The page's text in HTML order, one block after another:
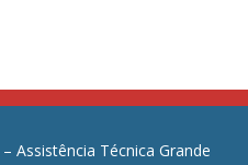
Assistência Técnica Grande